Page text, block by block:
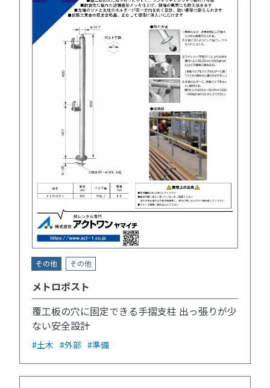
その他 その他
メトロポスト
覆工板の穴に固定できる手摺支柱 出っ張りが少
ない安全設計
#土木 #外部 #準備